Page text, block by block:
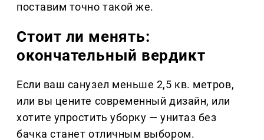
поставим точно такой же.
Стоит ли менять:
окончательный вердикт
Если ваш санузел меньше 2,5 кв. метров,
или вы цените современный дизайн, или
хотите упростить уборку — унитаз без
бачка станет отличным выбором.